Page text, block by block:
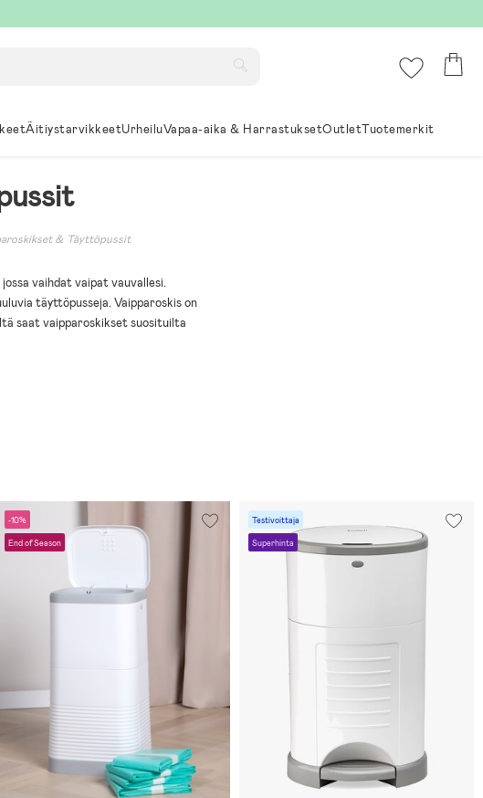
ÄitiystarvikkeetUrheiluVapaa-aika & HarrastuksetOutletTuotemerkit
& Täyttöpussit
vaihdat vaipat vauvallesi.
täyttöpusseja. Vaipparoskis on
saat vaipparoskikset suosituilta
-10%
End of Season
Testivoittaja
Superhinta